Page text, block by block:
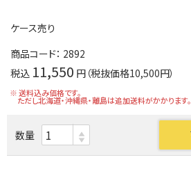
ケース売り
商品コード： 2892
税込 11,550 円（税抜価格10,500円）
※ 送料込み価格です。
ただし北海道・沖縄県・離島は追加送料がかかります。
数量